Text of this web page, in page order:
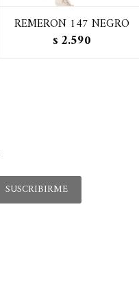
REMERON 147 NEGRO
$ 2.590
SUSCRIBIRME